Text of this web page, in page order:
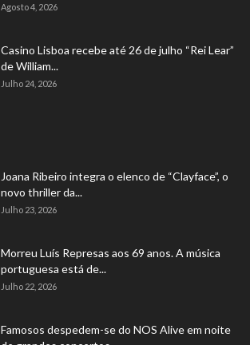
Agosto 4, 2026
Casino Lisboa recebe até 26 de julho “Rei Lear”
de William...
Julho 24, 2026
Joana Ribeiro integra o elenco de “Clayface”, o
novo thriller da...
Julho 23, 2026
Morreu Luís Represas aos 69 anos. A música
portuguesa está de...
Julho 22, 2026
Famosos despedem-se do NOS Alive em noite